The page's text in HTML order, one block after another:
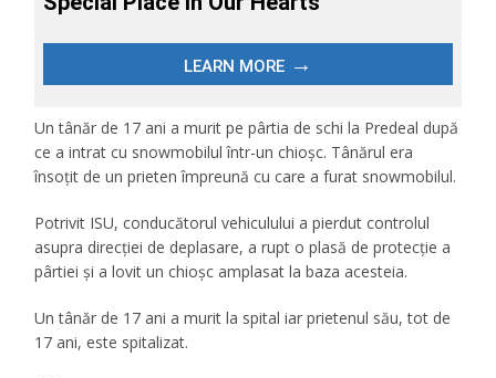
Un tânăr de 17 ani a murit pe pârtia de schi la Predeal după
ce a intrat cu snowmobilul într-un chioşc. Tânărul era
însoţit de un prieten împreună cu care a furat snowmobilul.
Potrivit ISU, conducătorul vehiculului a pierdut controlul
asupra direcţiei de deplasare, a rupt o plasă de protecţie a
pârtiei şi a lovit un chioşc amplasat la baza acesteia.
Un tânăr de 17 ani a murit la spital iar prietenul său, tot de
17 ani, este spitalizat.